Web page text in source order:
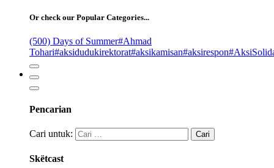
Or check our Popular Categories...
(500) Days of Summer#Ahmad
Tohari#aksidudukirektorat#aksikamisan#aksirespon
Pencarian
Cari untuk:
Skëtcast